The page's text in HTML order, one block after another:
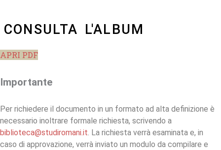
CONSULTA L'ALBUM
APRI PDF
Importante
Per richiedere il documento in un formato ad alta definizione è
necessario inoltrare formale richiesta, scrivendo a
biblioteca@studiromani.it. La richiesta verrà esaminata e, in
caso di approvazione, verrà inviato un modulo da compilare e